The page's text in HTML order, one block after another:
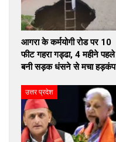
आगरा के कर्मयोगी रोड पर 10
फीट गहरा गड्ढा, 4 महीने पहले
बनी सड़क धंसने से मचा हड़कंप
उत्तर प्रदेश